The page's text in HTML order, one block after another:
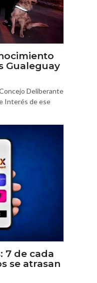
Gualeguay
Deliberante
Interés de ese
7 de cada
se atrasan